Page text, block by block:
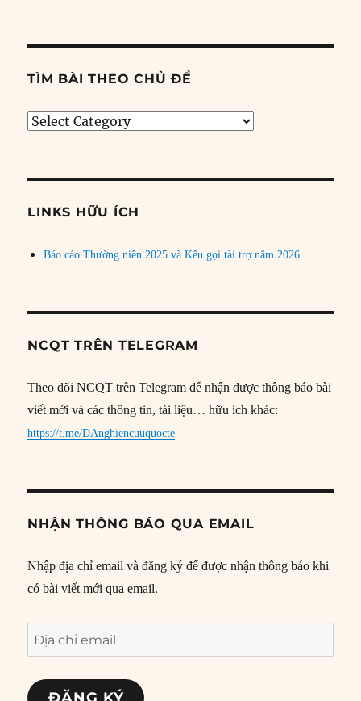
TÌM BÀI THEO CHỦ ĐỀ
Tìm
đề
LINKS HỮU ÍCH
Báo cáo Thường niên 2025 và Kêu gọi tài trợ năm 2026
NCQT TRÊN TELEGRAM
Theo dõi NCQT trên Telegram để nhận được thông báo bài
viết mới và các thông tin, tài liệu… hữu ích khác:
https://t.me/DAnghiencuuquocte
NHẬN THÔNG BÁO QUA EMAIL
Nhập địa chỉ email và đăng ký để được nhận thông báo khi
có bài viết mới qua email.
Địa
chỉ
email